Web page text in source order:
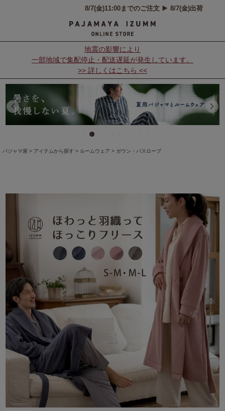
地震の影響により
一部地域で集配停止・配送遅延が発生しています。
>> 詳しくはこちら <<
パジャマ屋 アイテムから探す ルームウェア ガウン・バスローブ